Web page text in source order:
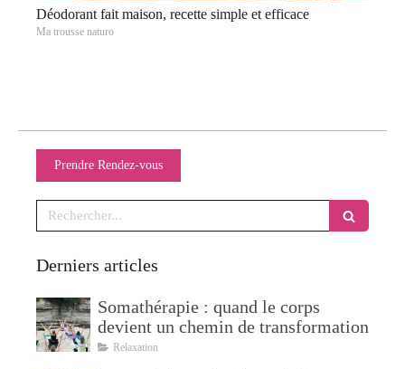
Déodorant fait maison, recette simple et efficace
Ma trousse naturo
Prendre Rendez-vous
Rechercher
Derniers articles
Somathérapie : quand le corps
devient un chemin de transformation
Relaxation